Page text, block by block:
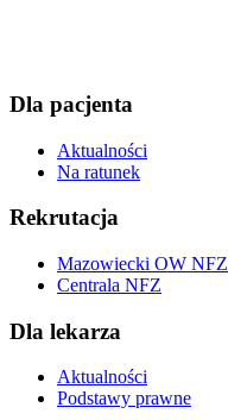
Dla pacjenta
Aktualności
Na ratunek
Rekrutacja
Mazowiecki OW NFZ
Centrala NFZ
Dla lekarza
Aktualności
Podstawy prawne